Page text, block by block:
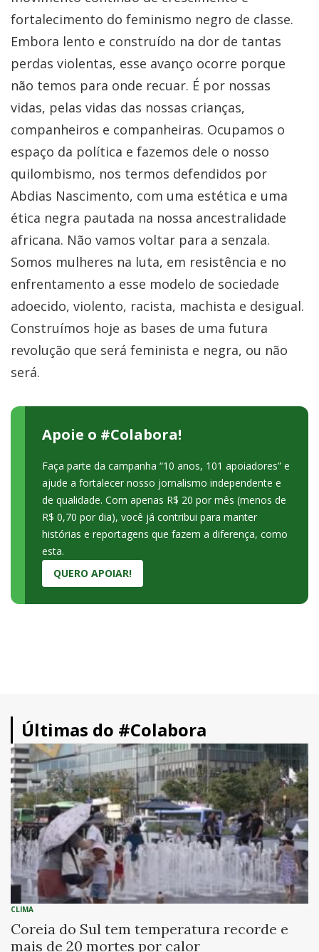
fortalecimento do feminismo negro de classe.
Embora lento e construído na dor de tantas
perdas violentas, esse avanço ocorre porque
não temos para onde recuar. É por nossas
vidas, pelas vidas das nossas crianças,
companheiros e companheiras. Ocupamos o
espaço da política e fazemos dele o nosso
quilombismo, nos termos defendidos por
Abdias Nascimento, com uma estética e uma
ética negra pautada na nossa ancestralidade
africana. Não vamos voltar para a senzala.
Somos mulheres na luta, em resistência e no
enfrentamento a esse modelo de sociedade
adoecido, violento, racista, machista e desigual.
Construímos hoje as bases de uma futura
revolução que será feminista e negra, ou não
será.
Apoie o #Colabora!
Faça parte da campanha “10 anos, 101 apoiadores” e
ajude a fortalecer nosso jornalismo independente e
de qualidade. Com apenas R$ 20 por mês (menos de
R$ 0,70 por dia), você já contribui para manter
histórias e reportagens que fazem a diferença, como
esta.
QUERO APOIAR!
Últimas do #Colabora
CLIMA
Coreia do Sul tem temperatura recorde e
mais de 20 mortes por calor